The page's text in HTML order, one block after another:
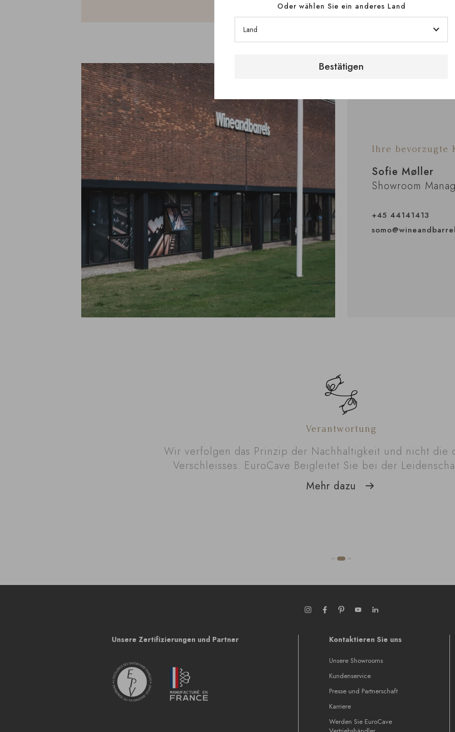
Wegbeschreibung
Ihre bevorzugte
Sofie Møller
Showroom
+45 44141413
Verantwortung
Wir verfolgen das Prinzip der Nachhaltigkeit und nicht die
Verschleisses. EuroCave Beigleitet Sie bei der
Mehr dazu
Unsere Zertifizierungen und Partner Kontaktieren Sie uns
Unsere Showrooms
Kundenservice
Presse und Partnerschaft
Karriere
Werden Sie EuroCave
Oder wählen Sie ein anderes Land
Bestätigen